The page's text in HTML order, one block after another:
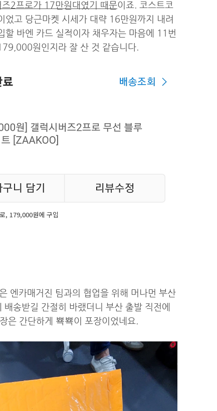
2프로가 17만원대였기 때문이죠. 코스트코
고 당근마켓 시세가 대략 16만원까지 내려
할 바엔 카드 실적이자 채우자는 마음에 11번
원인지라 잘 산 것 같습니다.
, 179,000원에 구입
엔카매거진 팀과의 협업을 위해 머나먼 부산
송받길 간절히 바랬더니 부산 출발 직전에
은 간단하게 뾱뾱이 포장이었네요.